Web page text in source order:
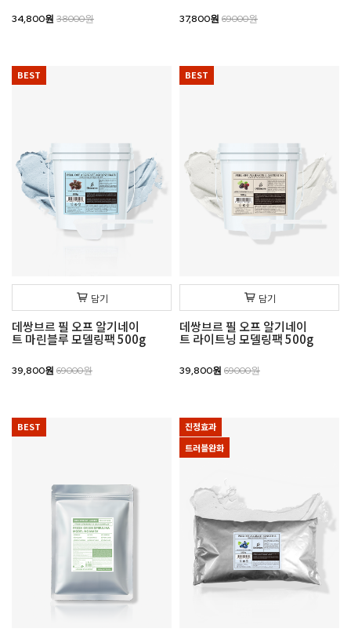
34,800원 38000원 37,800원 69000원
BEST
담기
데쌍브르 필 오프 알기네이
트 마린블루 모델링팩 500g
39,800원 69000원
BEST
담기
데쌍브르 필 오프 알기네이
트 라이트닝 모델링팩 500g
39,800원 69000원
BEST
진정효과
트러블완화